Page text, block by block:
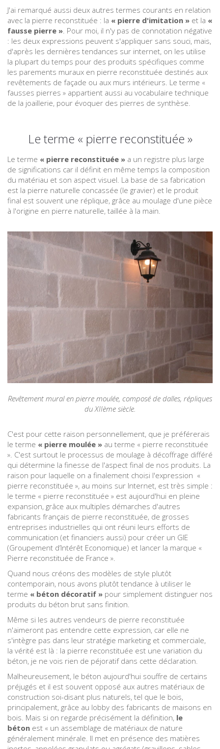
J'ai remarqué aussi deux autres termes courants en relation
avec la pierre reconstituée : la « pierre d'imitation » et la «
fausse pierre ». Pour moi, il n'y pas de connotation négative
: les deux expressions peuvent s'appliquer sans souci, mais,
d'après les dernières tendances sur internet, on les utilise
la plupart du temps pour des produits spécifiques comme
les parements muraux en pierre reconstituée destinés aux
revêtements de façade ou aux murs intérieurs. Le terme «
fausses pierres » appartient aussi au vocabulaire technique
de la joaillerie, pour évoquer des pierres de synthèse.
Le terme « pierre reconstituée »
Le terme « pierre reconstituée » a un registre plus large
de significations car il définit en même temps la composition
du matériau et son aspect visuel. La base de sa fabrication
est la pierre naturelle concassée (le gravier) et le produit
final est souvent une réplique, grâce au moulage d'une pièce
à l'origine en pierre naturelle, taillée à la main.
Revêtement mural en pierre moulée, composé de dalles, répliques
du XIIème siècle.
C'est pour cette raison personnellement, que je préférerais
le terme « pierre moulée » au terme « pierre reconstituée
». C'est surtout le processus de moulage à décoffrage différé
qui détermine la finesse de l'aspect final de nos produits. La
raison pour laquelle on a finalement choisi l'expression «
pierre reconstituée », au moins sur Internet, est très simple :
le terme « pierre reconstituée » est aujourd'hui en pleine
expansion, grâce aux multiples démarches d'autres
fabricants français de pierre reconstituée, de grosses
entreprises industrielles qui ont réuni leurs efforts de
communication (et financiers aussi) pour créer un GIE
(Groupement d’Intérêt Economique) et lancer la marque «
Pierre reconstituée de France ».
Quand nous créons des modèles de style plutôt
contemporain, nous avons plutôt tendance à utiliser le
terme « béton décoratif » pour simplement distinguer nos
produits du béton brut sans finition.
Même si les autres vendeurs de pierre reconstituée
n'aimeront pas entendre cette expression, car elle ne
s'intègre pas dans leur stratégie marketing et commerciale,
la vérité est là : la pierre reconstituée est une variation du
béton, je ne vois rien de péjoratif dans cette déclaration.
Malheureusement, le béton aujourd'hui souffre de certains
préjugés et il est souvent opposé aux autres matériaux de
construction soi-disant plus naturels, tel que le bois,
principalement, grâce au lobby des fabricants de maisons en
bois. Mais si on regarde précisément la définition, le
béton est « un assemblage de matériaux de nature
généralement minérale. Il met en présence des matières